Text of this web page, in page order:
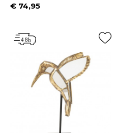
Prijs
€ 74,95